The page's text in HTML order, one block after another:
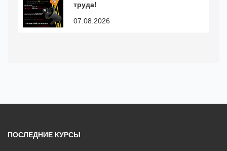
труда!
07.08.2026
ПОСЛЕДНИЕ КУРСЫ